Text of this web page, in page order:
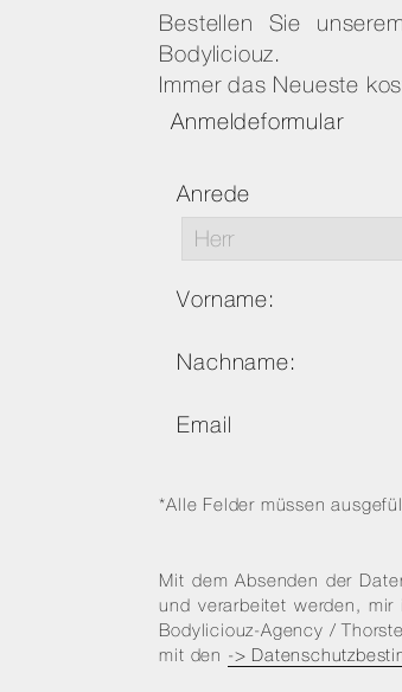
Bestellen Sie
Bodyliciouz.
Immer das Neueste
Anmeldeformular
Anrede
Vorname:
Nachname:
Email
*Alle Felder müssen
Mit dem Absenden der
und verarbeitet werden, mir
Bodyliciouz-Agency /
mit den ->